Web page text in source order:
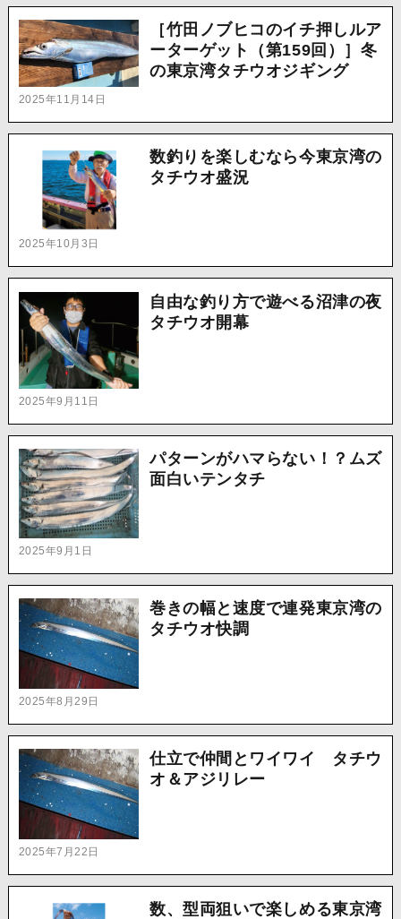
2025年11月14日
［竹田ノブヒコのイチ押しルア
ーターゲット（第159回）］冬
の東京湾タチウオジギング
2025年10月3日
数釣りを楽しむなら今東京湾の
タチウオ盛況
2025年9月11日
自由な釣り方で遊べる沼津の夜
タチウオ開幕
2025年9月1日
パターンがハマらない！？ムズ
面白いテンタチ
2025年8月29日
巻きの幅と速度で連発東京湾の
タチウオ快調
2025年7月22日
仕立で仲間とワイワイ タチウ
オ＆アジリレー
数、型両狙いで楽しめる東京湾